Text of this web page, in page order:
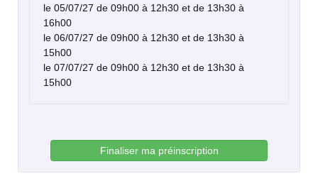
le 05/07/27 de 09h00 à 12h30 et de 13h30 à
16h00
le 06/07/27 de 09h00 à 12h30 et de 13h30 à
15h00
le 07/07/27 de 09h00 à 12h30 et de 13h30 à
15h00
Finaliser ma préinscription